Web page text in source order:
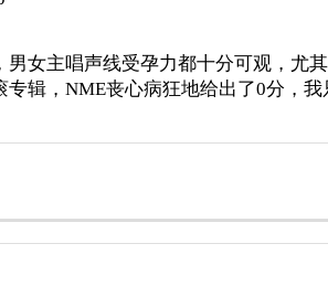
女主唱声线受孕力都十分可观，
辑，NME丧心病狂地给出了0分